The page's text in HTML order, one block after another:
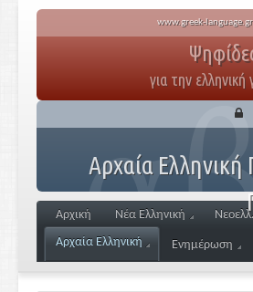
www.greek-language.gr
για την
Αρχαία
Αρχική Νέα Ελληνική
Αρχαία Ελληνική
Ενημέρωση